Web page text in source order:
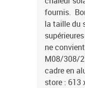
fournis.
la taille du
ne
M08/308/2
cadre en
store : 613